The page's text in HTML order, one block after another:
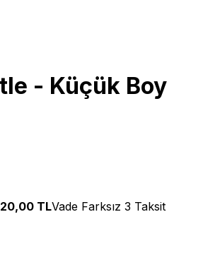
- Küçük Boy
20,00 TLVade Farksız 3 Taksit